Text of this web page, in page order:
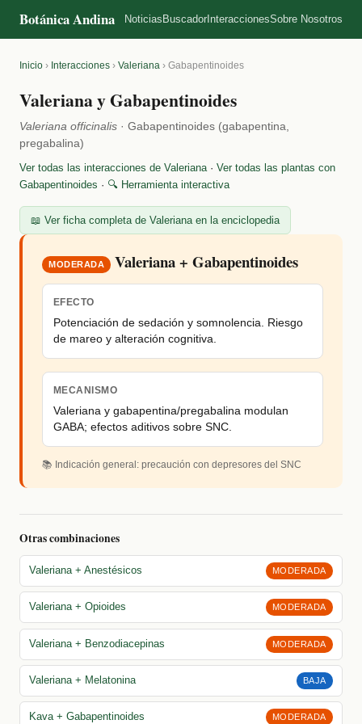
Botánica Andina Noticias Buscador InteraccionesSobre Nosotros
Inicio › Interacciones › Valeriana › Gabapentinoides
Valeriana y Gabapentinoides
Valeriana officinalis · Gabapentinoides (gabapentina,
pregabalina)
Ver todas las interacciones de Valeriana· Ver todas las plantas con
Gabapentinoides · 🔍 Herramienta interactiva
📖 Ver ficha completa de Valeriana en la enciclopedia
MODERADA Valeriana + Gabapentinoides
EFECTO
Potenciación de sedación y somnolencia. Riesgo
de mareo y alteración cognitiva.
MECANISMO
Valeriana y gabapentina/pregabalina modulan
GABA; efectos aditivos sobre SNC.
📚 Indicación general: precaución con depresores del SNC
Otras combinaciones
Valeriana + Anestésicos MODERADA
Valeriana + Opioides MODERADA
Valeriana + Benzodiacepinas MODERADA
Valeriana + Melatonina BAJA
Kava + Gabapentinoides MODERADA